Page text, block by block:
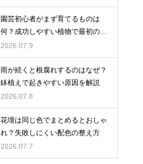
園芸初心者がまず育てるものは
何？成功しやすい植物で最初の一
歩を踏み出そう
2026.07.9
雨が続くと根腐れするのはなぜ？
鉢植えで起きやすい原因を解説
2026.07.8
花壇は同じ色でまとめるとおしゃ
れ？失敗しにくい配色の整え方
2026.07.7